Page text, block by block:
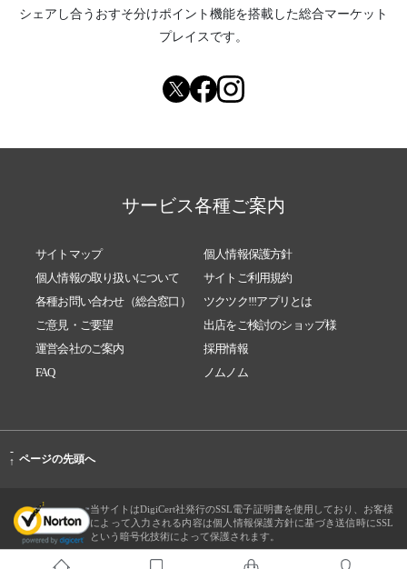
シェアし合う おすそ分けポイント機能を搭載した総合マーケット
プレイスです。
サービス各種ご案内
サイトマップ
個人情報保護方針
個人情報の取り扱いについて
サイトご利用規約
各種お問い合わせ（総合窓口）
ツクツク!!!アプリとは
ご意見・ご要望
出店をご検討のショップ様
運営会社のご案内
採用情報
FAQ
ノムノム
-
↑ ページの先頭へ
当サイトはDigiCert社発行のSSL電子証明書を使用しており、お客様
によって入力される内容は個人情報保護方針に基づき送信時にSSL
という暗号化技術によって保護されます。